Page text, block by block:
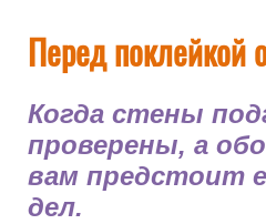
Перед поклейкой
Когда стены
проверены, а
вам предстоит
дел.